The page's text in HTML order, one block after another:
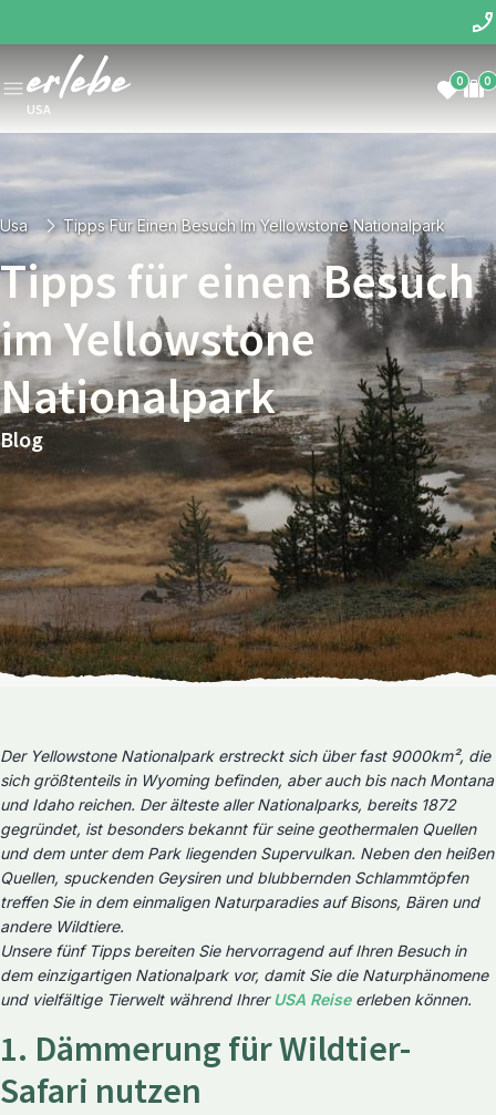
USA
0 0
Usa Tipps Für Einen Besuch Im Yellowstone Nationalpark
Tipps für einen Besuch
im Yellowstone
Nationalpark
Blog
Der Yellowstone Nationalpark erstreckt sich über fast 9000km², die
sich größtenteils in Wyoming befinden, aber auch bis nach Montana
und Idaho reichen. Der älteste aller Nationalparks, bereits 1872
gegründet, ist besonders bekannt für seine geothermalen Quellen
und dem unter dem Park liegenden Supervulkan. Neben den heißen
Quellen, spuckenden Geysiren und blubbernden Schlammtöpfen
treffen Sie in dem einmaligen Naturparadies auf Bisons, Bären und
andere Wildtiere.
Unsere fünf Tipps bereiten Sie hervorragend auf Ihren Besuch in
dem einzigartigen Nationalpark vor, damit Sie die Naturphänomene
und vielfältige Tierwelt während IhrerUSA Reiseerleben können.
1. Dämmerung für Wildtier-
Safari nutzen